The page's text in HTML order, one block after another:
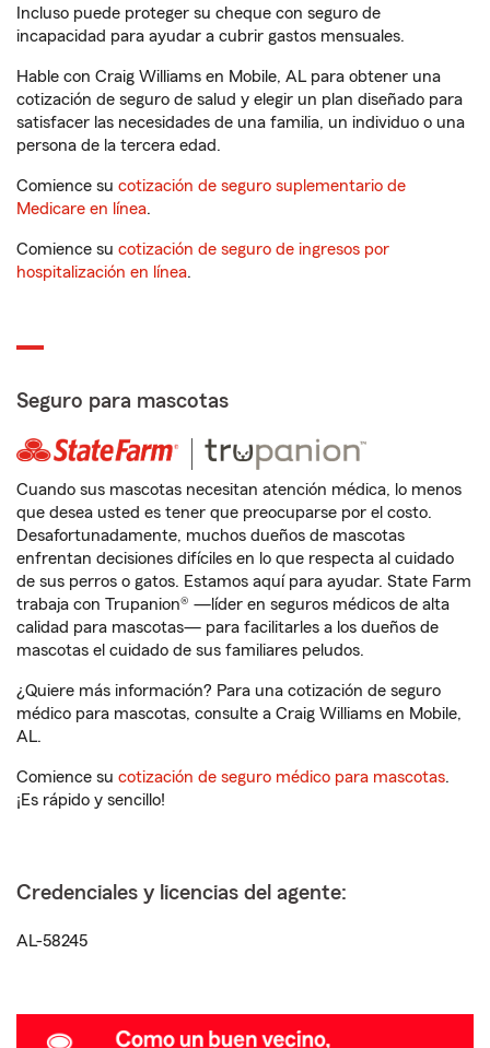
Incluso puede proteger su cheque con seguro de
incapacidad para ayudar a cubrir gastos mensuales.
Hable con Craig Williams en Mobile, AL para obtener una
cotización de seguro de salud y elegir un plan diseñado para
satisfacer las necesidades de una familia, un individuo o una
persona de la tercera edad.
Comience su cotización de seguro suplementario de
Medicare en línea.
Comience su cotización de seguro de ingresos por
hospitalización en línea.
Seguro para mascotas
Cuando sus mascotas necesitan atención médica, lo menos
que desea usted es tener que preocuparse por el costo.
Desafortunadamente, muchos dueños de mascotas
enfrentan decisiones difíciles en lo que respecta al cuidado
de sus perros o gatos. Estamos aquí para ayudar. State Farm
trabaja con Trupanion® —líder en seguros médicos de alta
calidad para mascotas— para facilitarles a los dueños de
mascotas el cuidado de sus familiares peludos.
¿Quiere más información? Para una cotización de seguro
médico para mascotas, consulte a Craig Williams en Mobile,
AL.
Comience su cotización de seguro médico para mascotas.
¡Es rápido y sencillo!
Credenciales y licencias del agente:
AL-58245